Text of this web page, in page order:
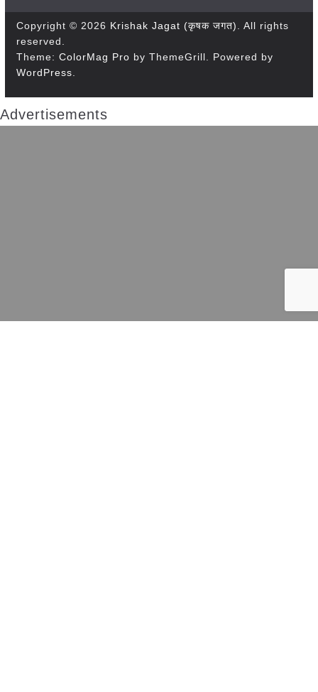
Copyright © 2026 Krishak Jagat (कृषक जगत)
. All rights
reserved.
Theme: ColorMag Pro by ThemeGrill. Powered by
WordPress
Advertisements